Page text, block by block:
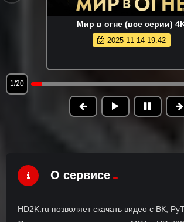
Мир в огне (все серии)
2025-11-14 19:42
1/20
О сервисе
HD2K.ru позволяет скачать видео с ВК,